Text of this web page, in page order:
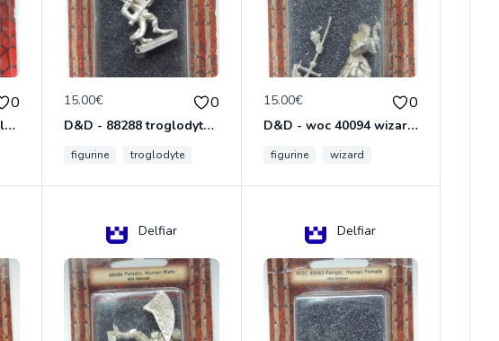
0
AD&D Ral Partha Battlesystem Villains/Forgotten Realms 11-955 Miniatures
15.00€ 0
D&D - 88288 troglodyte with long Miniature - Donjons Dragons
figurine troglodyte
15.00€ 0
D&D - woc 40094 wizard human male Miniature - Donjons Dragons
figurine wizard
Delfiar Delfiar